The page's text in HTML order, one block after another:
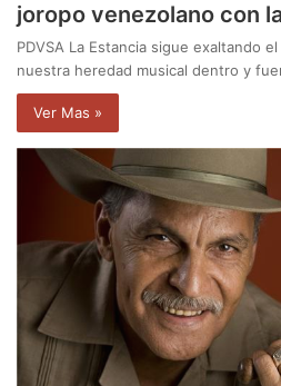
joropo venezolano con
PDVSA La Estancia sigue exaltando
nuestra heredad musical dentro y
Ver Mas »